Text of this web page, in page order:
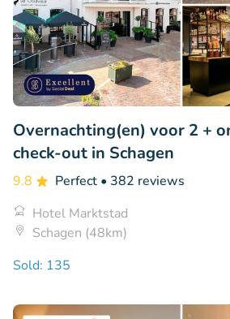
Overnachting(en) voor 2 +
check-out in Schagen
9.8 Perfect • 382 reviews
Hotel Marktstad
Schagen (48km)
Sold: 135